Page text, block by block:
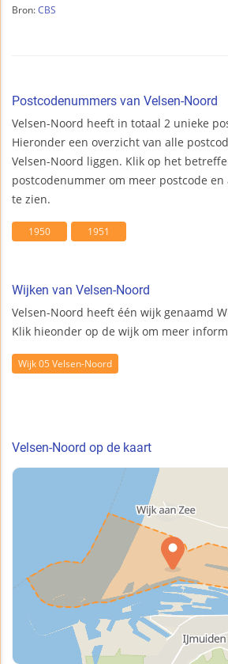
Bron: CBS
Postcodenummers van Velsen-Noord
Velsen-Noord heeft in totaal 2 unieke
Hieronder een overzicht van alle
Velsen-Noord liggen. Klik op het
postcodenummer om meer postcode
te zien.
1950 1951
Wijken van Velsen-Noord
Velsen-Noord heeft één wijk genaamd
Klik hieonder op de wijk om meer
Wijk 05 Velsen-Noord
Velsen-Noord op de kaart